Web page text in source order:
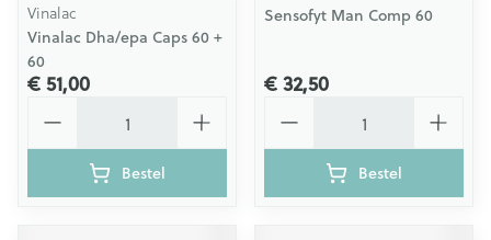
Vinalac
Vinalac Dha/epa Caps 60 +
60
€ 51,00
Bestel
Sensofyt Man Comp 60
€ 32,50
Bestel